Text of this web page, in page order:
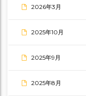
2026年3月
2025年10月
2025年9月
2025年8月